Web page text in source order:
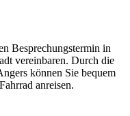
Besprechungstermin in
vereinbaren. Durch die
können Sie bequem
anreisen.